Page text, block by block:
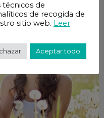
técnicos de
de recogida de
sitio web. Leer
Aceptar todo